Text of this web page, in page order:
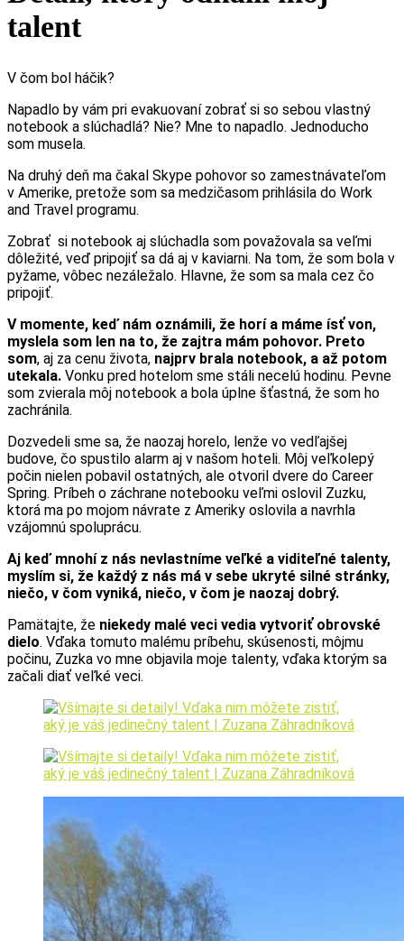
talent
V čom bol háčik?
Napadlo by vám pri evakuovaní zobrať si so sebou vlastný
notebook a slúchadlá? Nie? Mne to napadlo. Jednoducho
som musela.
Na druhý deň ma čakal Skype pohovor so zamestnávateľom
v Amerike, pretože som sa medzičasom prihlásila do Work
and Travel programu.
Zobrať si notebook aj slúchadla som považovala sa veľmi
dôležité, veď pripojiť sa dá aj v kaviarni. Na tom, že som bola v
pyžame, vôbec nezáležalo. Hlavne, že som sa mala cez čo
pripojiť.
V momente, keď nám oznámili, že horí a máme ísť von,
myslela som len na to, že zajtra mám pohovor. Preto
som, aj za cenu života, najprv brala notebook, a až potom
utekala. Vonku pred hotelom sme stáli necelú hodinu. Pevne
som zvierala môj notebook a bola úplne šťastná, že som ho
zachránila.
Dozvedeli sme sa, že naozaj horelo, lenže vo vedľajšej
budove, čo spustilo alarm aj v našom hoteli. Môj veľkolepý
počin nielen pobavil ostatných, ale otvoril dvere do Career
Spring. Príbeh o záchrane notebooku veľmi oslovil Zuzku,
ktorá ma po mojom návrate z Ameriky oslovila a navrhla
vzájomnú spoluprácu.
Aj keď mnohí z nás nevlastníme veľké a viditeľné talenty,
myslím si, že každý z nás má v sebe ukryté silné stránky,
niečo, v čom vyniká, niečo, v čom je naozaj dobrý.
Pamätajte, že niekedy malé veci vedia vytvoriť obrovské
dielo. Vďaka tomuto malému príbehu, skúsenosti, môjmu
počinu, Zuzka vo mne objavila moje talenty, vďaka ktorým sa
začali diať veľké veci.